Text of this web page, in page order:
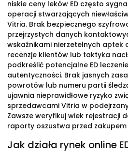
niskie ceny leków ED często
operacji stwarzających
Vitria. Brak bezpiecznego
przejrzystych danych
wskaźnikami nierzetelnych aptek
recenzje klientów lub taktyka
podkreślić potencjalne ED
autentyczności. Brak jasnych
powrotów lub numeru partii
ujawnia nieprawidłowe ryzyko
sprzedawcami Vitria w
Zawsze weryfikuj wiek rejestracji
raporty oszustwa przed zakupem
Jak działa rynek online